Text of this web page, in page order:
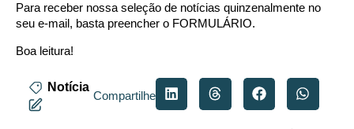
Para receber nossa seleção de notícias quinzenalmente no
seu e-mail, basta preencher o FORMULÁRIO.
Boa leitura!
Notícia
Compartilhe